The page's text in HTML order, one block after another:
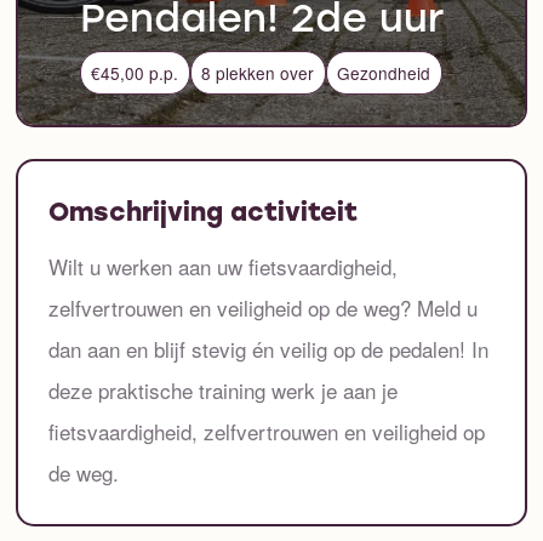
Pendalen! 2de uur
€45,00 p.p. 8 plekken over Gezondheid
Omschrijving activiteit
Wilt u werken aan uw fietsvaardigheid,
zelfvertrouwen en veiligheid op de weg? Meld u
dan aan en blijf stevig én veilig op de pedalen! In
deze praktische training werk je aan je
fietsvaardigheid, zelfvertrouwen en veiligheid op
de weg.